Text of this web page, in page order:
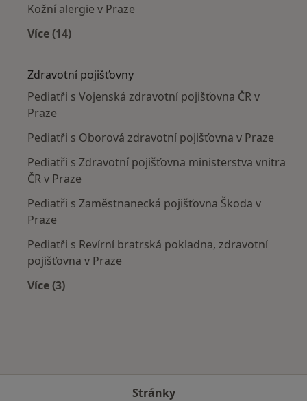
Kožní alergie v Praze
Více (14)
Zdravotní pojišťovny
Pediatři s Vojenská zdravotní pojišťovna ČR v
Praze
Pediatři s Oborová zdravotní pojišťovna v Praze
Pediatři s Zdravotní pojišťovna ministerstva vnitra
ČR v Praze
Pediatři s Zaměstnanecká pojišťovna Škoda v
Praze
Pediatři s Revírní bratrská pokladna, zdravotní
pojišťovna v Praze
Více (3)
Stránky